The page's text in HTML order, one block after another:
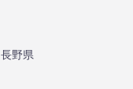
長野県